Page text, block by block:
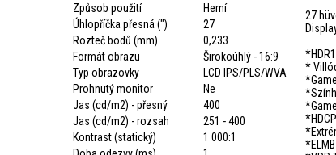
Způsob použití
Herní
Úhlopříčka přesná (")
27
Rozteč bodů (mm)
0,233
Formát obrazu
Širokoúhlý - 16:9
Typ obrazovky
LCD IPS/PLS/WVA
Prohnutý monitor
Ne
Jas (cd/m2) - přesný
400
Jas (cd/m2) - rozsah
251 - 400
Kontrast (statický)
1 000:1
27
*
*HDCP